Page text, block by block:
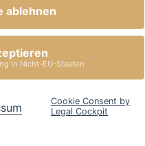
ablehnen
in Nicht-EU-Staaten
Cookie Consent by
Legal Cockpit